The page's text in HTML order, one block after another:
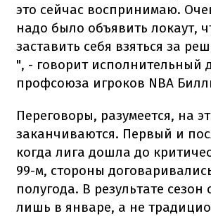
это сейчас воспринимаю.
надо было объявить локаут,
заставить себя взяться за
", - говорит исполнительный
профсоюза игроков NBA
Переговоры, разумеется, на
заканчиваются. Первый и
когда лига дошла до
99-м, стороны
полугода. В результате сезон
лишь в январе, а не